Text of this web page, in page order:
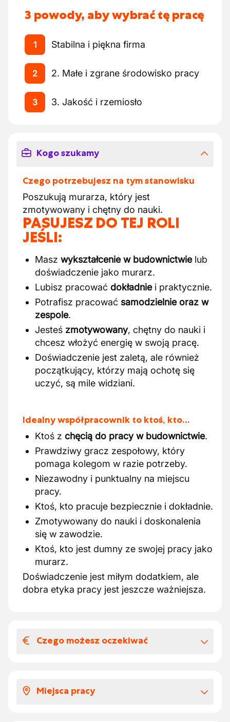
3 powody, aby wybrać tę pracę
1 Stabilna i piękna firma
2 2. Małe i zgrane środowisko pracy
3 3. Jakość i rzemiosło
Kogo szukamy
Czego potrzebujesz na tym stanowisku
Poszukują murarza, który jest
zmotywowany i chętny do nauki.
PASUJESZ DO TEJ ROLI
JEŚLI:
Masz wykształcenie w budownictwielub
doświadczenie jako murarz.
Lubisz pracować dokładniei praktycznie.
Potrafisz pracować samodzielnie oraz w
zespole.
Jesteś zmotywowany, chętny do nauki i
chcesz włożyć energię w swoją pracę.
Doświadczenie jest zaletą, ale również
początkujący, którzy mają ochotę się
uczyć, są mile widziani.
Idealny współpracownik to ktoś, kto…
Ktoś z chęcią do pracy w budownictwie.
Prawdziwy gracz zespołowy, który
pomaga kolegom w razie potrzeby.
Niezawodny i punktualny na miejscu
pracy.
Ktoś, kto pracuje bezpiecznie i dokładnie.
Zmotywowany do nauki i doskonalenia
się w zawodzie.
Ktoś, kto jest dumny ze swojej pracy jako
murarz.
Doświadczenie jest miłym dodatkiem, ale
dobra etyka pracy jest jeszcze ważniejsza.
Czego możesz oczekiwać
Oni oferują fajną i stabilną pracę z dobrymi
Miejsca pracy